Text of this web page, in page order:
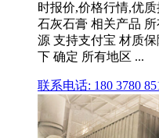
时报价,价格行情,优
石灰石膏 相关产品
源 支持支付宝 材质
下 确定 所有地区 ...
联系电话: 180 3780